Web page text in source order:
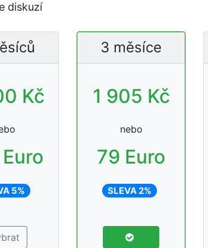
diskuzí
Kč
5%
3 měsíce
1 905 Kč
nebo
79 Euro
SLEVA 2%